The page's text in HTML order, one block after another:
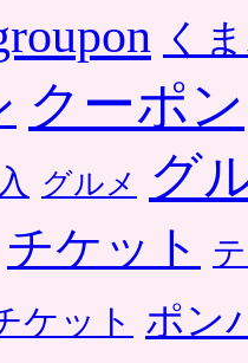
く
クーポン
グルメ グ
チケット
ケット ポン